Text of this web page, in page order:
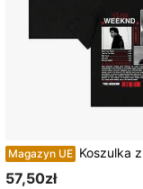
Magazyn UE Koszulka z okładką albumu Starboy rapera, odzież męska, koszulka
57,50zł